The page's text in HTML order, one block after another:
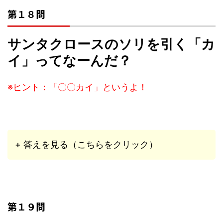
第１８問
サンタクロースのソリを引く「カ
イ」ってなーんだ？
※ヒント：「〇〇カイ」というよ！
+ 答えを見る（こちらをクリック）
第１９問